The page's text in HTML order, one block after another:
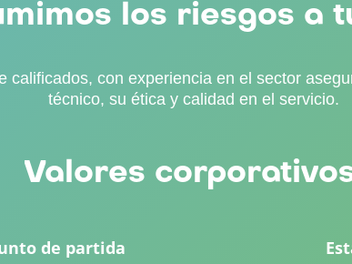
los riesgos a
calificados, con experiencia en el sector
técnico, su ética y calidad en el servicio.
Valores
de partida